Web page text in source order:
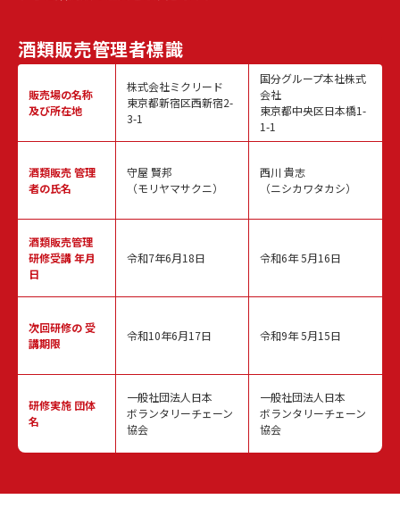
酒類販売管理者標識
販売場の名称
及び所在地
酒類販売管理
者の氏名
酒類販売管理
研修受講 年月
日
次回研修の受
講期限
研修実施 団体
名
株式会社ミクリード
東京都新宿区西新宿2-
3-1
守屋 賢邦
（モリヤマサクニ）
令和7年6月18日
令和10年6月17日
一般社団法人日本
ボランタリーチェーン
協会
国分グループ本社株式
会社
東京都中央区日本橋1-
1-1
西川 貴志
（ニシカワタカシ）
令和6年 5月16日
令和9年 5月15日
一般社団法人日本
ボランタリーチェーン
協会